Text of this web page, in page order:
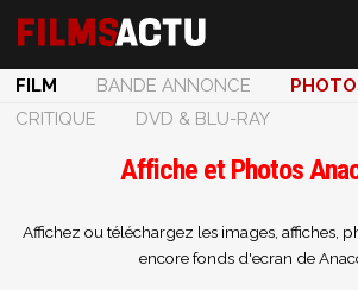
FILM BANDE ANNONCE
CRITIQUE
DVD & BLU-RAY
Affiche et Photos
Affichez ou téléchargez les images, affiches,
encore fonds d'ecran de